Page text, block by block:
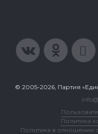
© 2005-2026, Партия
Политика
Политика в отношении